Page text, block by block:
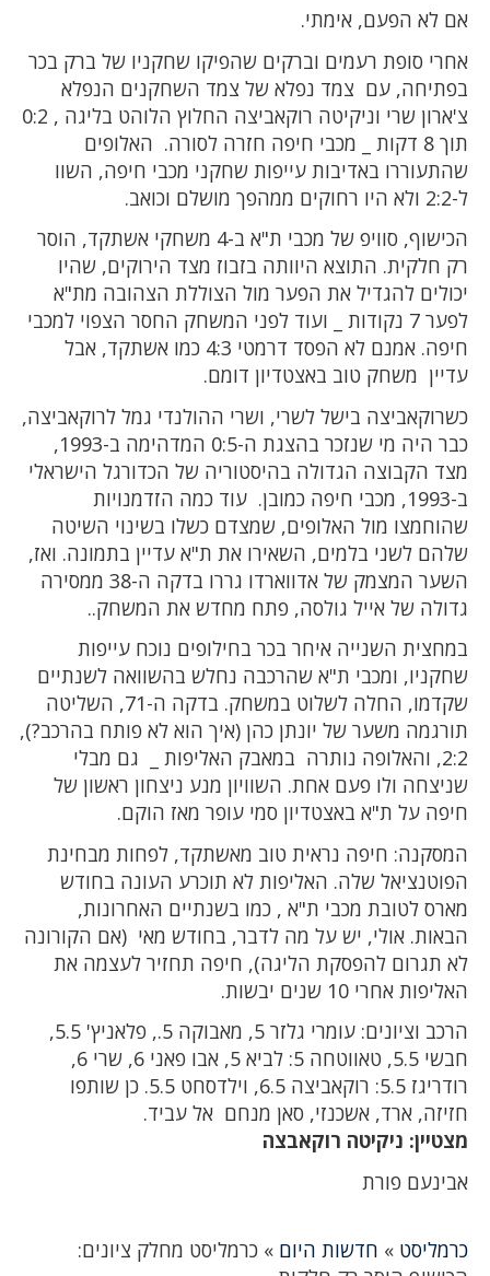
אם לא הפעם, אימתי.
אחרי סופת רעמים וברקים שהפיקו שחקניו של ברק בכר
בפתיחה, עם צמד נפלא של צמד השחקנים הנפלא
צ'ארון שרי וניקיטה רוקאביצה החלוץ הלוהט בליגה , 0:2
תוך 8 דקות _ מכבי חיפה חזרה לסורה. האלופים
שהתעוררו באדיבות עייפות שחקני מכבי חיפה, השוו
ל-2:2 ולא היו רחוקים ממהפך מושלם וכואב.
הכישוף, סוויפ של מכבי ת"א ב-4 משחקי אשתקד, הוסר
רק חלקית. התוצא היוותה בזבוז מצד הירוקים, שהיו
יכולים להגדיל את הפער מול הצוללת הצהובה מת"א
לפער 7 נקודות _ ועוד לפני המשחק החסר הצפוי למכבי
חיפה. אמנם לא הפסד דרמטי 4:3 כמו אשתקד, אבל
עדיין משחק טוב באצטדיון דומם.
כשרוקאביצה בישל לשרי, ושרי ההולנדי גמל לרוקאביצה,
כבר היה מי שנזכר בהצגת ה-0:5 המדהימה ב-1993,
מצד הקבוצה הגדולה בהיסטוריה של הכדורגל הישראלי
ב-1993, מכבי חיפה כמובן. עוד כמה הזדמנויות
שהוחמצו מול האלופים, שמצדם כשלו בשינוי השיטה
שלהם לשני בלמים, השאירו את ת"א עדיין בתמונה. ואז,
השער המצמק של אדווארדו גררו בדקה ה-38 ממסירה
גדולה של אייל גולסה, פתח מחדש את המשחק..
במחצית השנייה איחר בכר בחילופים נוכח עייפות
שחקניו, ומכבי ת"א שהרכבה נחלש בהשוואה לשנתיים
שקדמו, החלה לשלוט במשחק. בדקה ה-71, השליטה
תורגמה משער של יונתן כהן (איך הוא לא פותח בהרכב?),
2:2, והאלופה נותרה במאבק האליפות _ גם מבלי
שניצחה ולו פעם אחת. השוויון מנע ניצחון ראשון של
חיפה על ת"א באצטדיון סמי עופר מאז הוקם.
המסקנה: חיפה נראית טוב מאשתקד, לפחות מבחינת
הפוטנציאל שלה. האליפות לא תוכרע העונה בחודש
מארס לטובת מכבי ת"א , כמו בשנתיים האחרונות,
הבאות. אולי, יש על מה לדבר, בחודש מאי (אם הקורונה
לא תגרום להפסקת הליגה), חיפה תחזיר לעצמה את
האליפות אחרי 10 שנים יבשות.
הרכב וציונים: עומרי גלזר 5, מאבוקה 5., פלאניץ' 5.5,
חבשי 5.5, טאווטחה 5: לביא 5, אבו פאני 6, שרי 6,
רודריגז 5.5: רוקאביצה 6.5, וילדסחט 5.5. כן שותפו
חזיזה, ארד, אשכנזי, סאן מנחם אל עביד.
מצטיין: ניקיטה רוקאבצה
אבינעם פורת
כרמליסט » חדשות היום » כרמליסט מחלק ציונים: